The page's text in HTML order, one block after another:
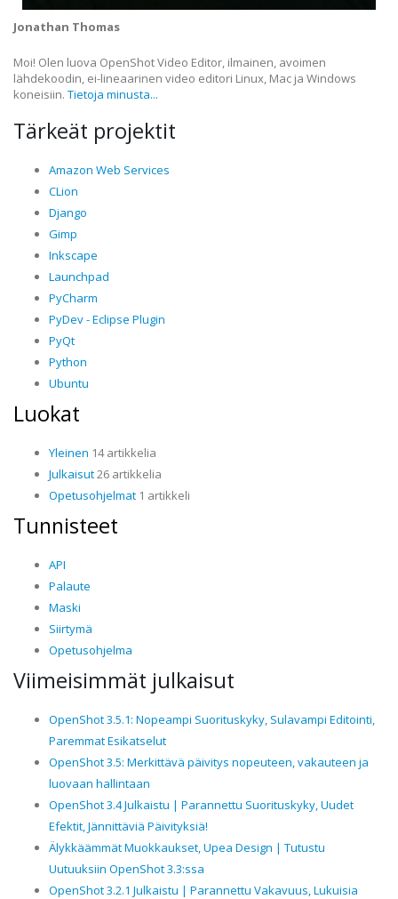
Jonathan Thomas
Moi! Olen luova OpenShot Video Editor, ilmainen, avoimen
lähdekoodin, ei-lineaarinen video editori Linux, Mac ja Windows
koneisiin. Tietoja minusta...
Tärkeät projektit
Amazon Web Services
CLion
Django
Gimp
Inkscape
Launchpad
PyCharm
PyDev - Eclipse Plugin
PyQt
Python
Ubuntu
Luokat
Yleinen 14 artikkelia
Julkaisut26 artikkelia
Opetusohjelmat 1 artikkeli
Tunnisteet
API
Palaute
Maski
Siirtymä
Opetusohjelma
Viimeisimmät julkaisut
OpenShot 3.5.1: Nopeampi Suorituskyky, Sulavampi Editointi,
Paremmat Esikatselut
OpenShot 3.5: Merkittävä päivitys nopeuteen, vakauteen ja
luovaan hallintaan
OpenShot 3.4 Julkaistu | Parannettu Suorituskyky, Uudet
Efektit, Jännittäviä Päivityksiä!
Älykkäämmät Muokkaukset, Upea Design | Tutustu
Uutuuksiin OpenShot 3.3:ssa
OpenShot 3.2.1 Julkaistu | Parannettu Vakavuus, Lukuisia